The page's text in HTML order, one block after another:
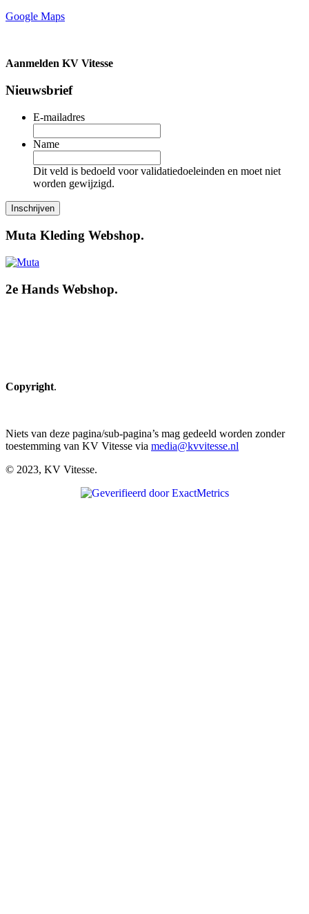
Google Maps
Aanmelden KV Vitesse
Nieuwsbrief
E-mailadres
Name
Dit veld is bedoeld voor validatiedoeleinden en moet niet
worden gewijzigd.
Muta Kleding Webshop.
2e Hands Webshop.
Copyright.
Niets van deze pagina/sub-pagina’s mag gedeeld worden zonder
toestemming van KV Vitesse via media@kvvitesse.nl
© 2023, KV Vitesse.